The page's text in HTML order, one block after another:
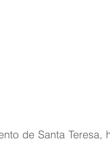
de Santa Teresa,